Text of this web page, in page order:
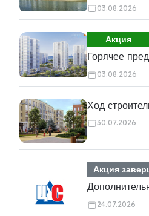
03.08.2026
Акция
Горячее
03.08.2026
Ход
30.07.2026
Акция
24.07.2026